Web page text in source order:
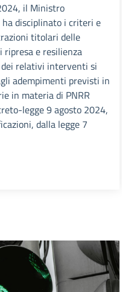
il Ministro
ha disciplinato i criteri e
titolari delle
ripresa e resilienza
relativi interventi si
adempimenti previsti in
in materia di PNRR
legge 9 agosto 2024,
dalla legge 7